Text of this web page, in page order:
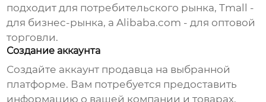
подходит для потребительского рынка, Tmall -
для бизнес-рынка, а Alibaba.com - для оптовой
торговли.
Создание аккаунта
Создайте аккаунт продавца на выбранной
платформе. Вам потребуется предоставить
информацию о вашей компании и товарах.